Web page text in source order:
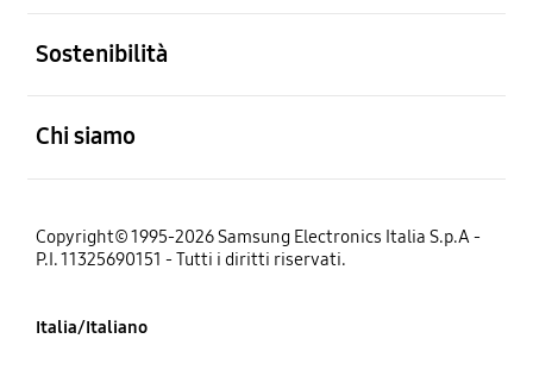
Sostenibilità
Chi siamo
Copyright© 1995-2026 Samsung Electronics Italia S.p.A -
P.I. 11325690151 - Tutti i diritti riservati.
Italia/Italiano